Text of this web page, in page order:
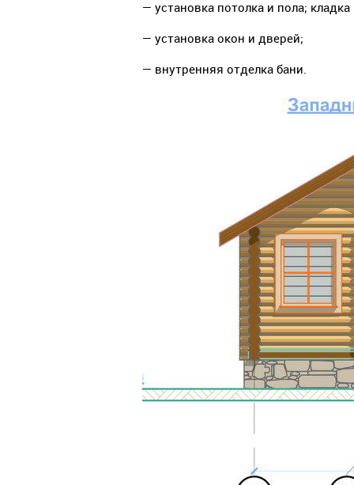
— установка потолка и пола; кладка
— установка окон и дверей;
— внутренняя отделка бани.